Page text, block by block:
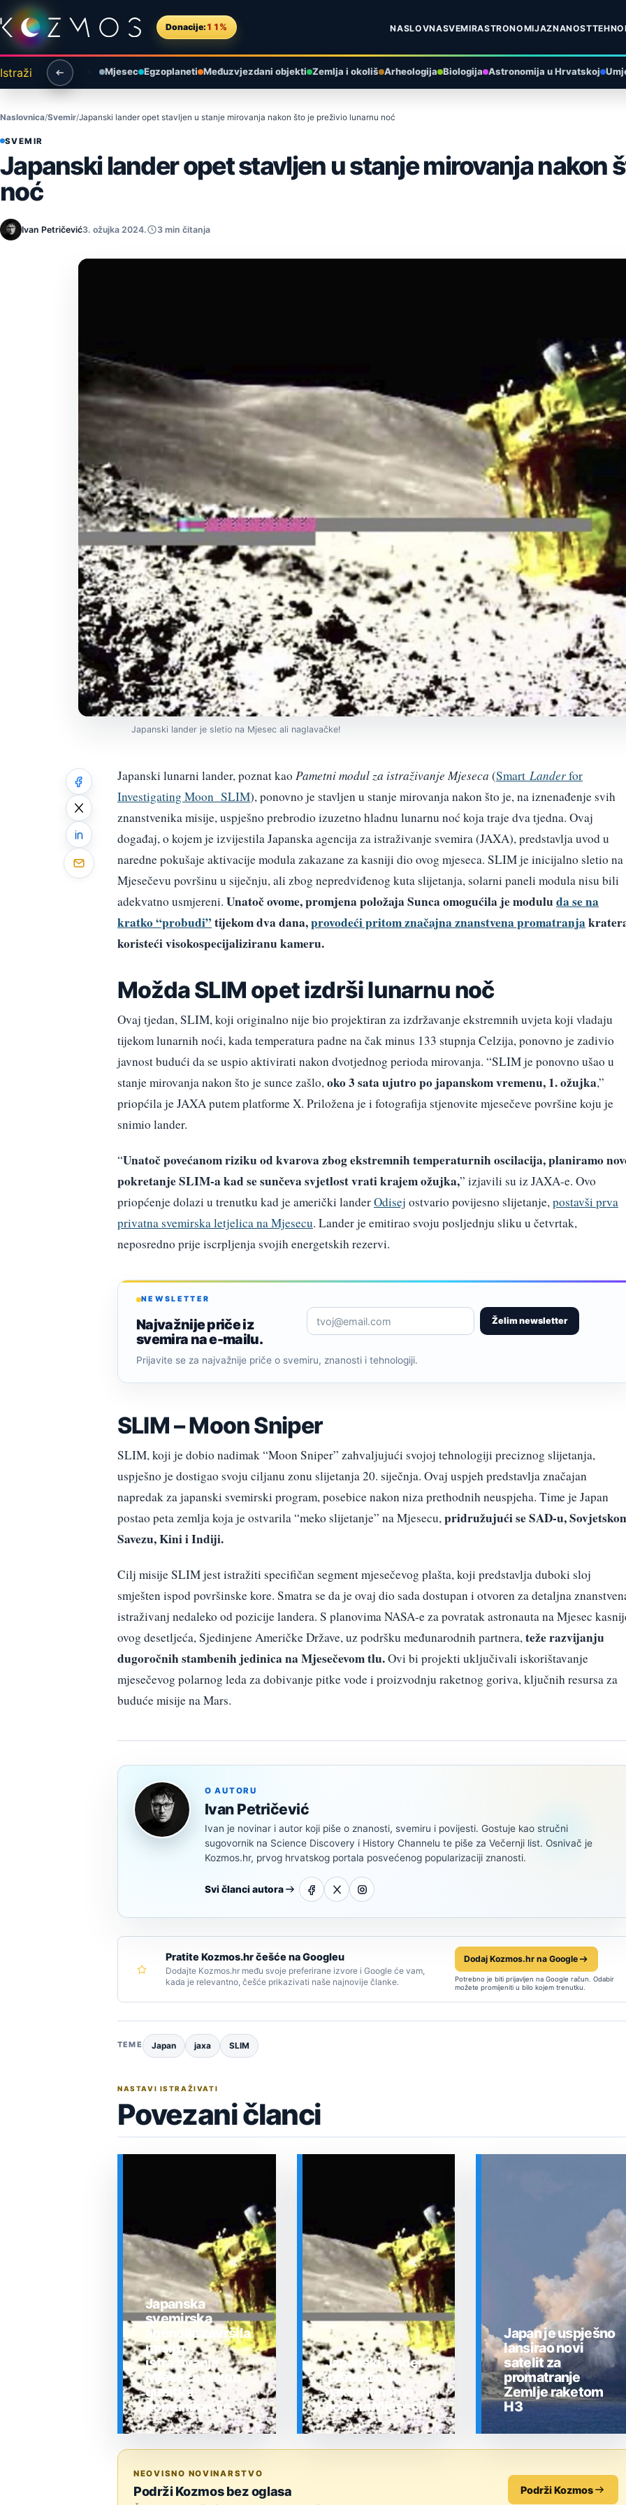
Preskoči na sadržaj
Donacije: 11% NASLOVNASVEMIRASTRONOMIJAZNANOST
Istraži Mjesec Egzoplaneti Međuzvjezdani objekti Zemlja i okoliš Arheologija Biologija Astronomija u Hrvatskoj
Naslovnica Svemir Japanski lander opet stavljen u stanje mirovanja nakon što je preživio lunarnu noć
SVEMIR
Japanski lander opet stavljen u stanje mirovanja nakon
noć
Ivan Petričević3. ožujka 2024. 3 min čitanja
Japanski lander je sletio na Mjesec ali naglavačke!
Japanski lunarni lander, poznat kao Pametni modul za istraživanje Mjeseca (Smart Landerfor
Investigating Moon SLIM), ponovno je stavljen u stanje mirovanja nakon što je, na iznenađenje svih
znanstvenika misije, uspješno prebrodio izuzetno hladnu lunarnu noć koja traje dva tjedna. Ovaj
događaj, o kojem je izvijestila Japanska agencija za istraživanje svemira (JAXA), predstavlja uvod u
naredne pokušaje aktivacije modula zakazane za kasniji dio ovog mjeseca. SLIM je inicijalno sletio na
Mjesečevu površinu u siječnju, ali zbog nepredviđenog kuta slijetanja, solarni paneli modula nisu bili
adekvatno usmjereni. Unatoč ovome, promjena položaja Sunca omogućila je moduluda se na
kratko “probudi” tijekom dva dana,provodeći pritom značajna znanstvena promatranja
koristeći visokospecijaliziranu kameru.
Možda SLIM opet izdrši lunarnu noč
Ovaj tjedan, SLIM, koji originalno nije bio projektiran za izdržavanje ekstremnih uvjeta koji vladaju
tijekom lunarnih noći, kada temperatura padne na čak minus 133 stupnja Celzija, ponovno je zadivio
javnost budući da se uspio aktivirati nakon dvotjednog perioda mirovanja. “SLIM je ponovno ušao u
stanje mirovanja nakon što je sunce zašlo,oko 3 sata ujutro po japanskom vremenu, 1. ožujka,”
priopćila je JAXA putem platforme X. Priložena je i fotografija stjenovite mjesečeve površine koju je
snimio lander.
“Unatoč povećanom riziku od kvarova zbog ekstremnih temperaturnih oscilacija, planiramo
pokretanje SLIM-a kad se sunčeva svjetlost vrati krajem ožujka,” izjavili su iz JAXA-e. Ovo
priopćenje dolazi u trenutku kad je američki landerOdisej ostvario povijesno slijetanje,postavši prva
privatna svemirska letjelica na Mjesecu. Lander je emitirao svoju posljednju sliku u četvrtak,
neposredno prije iscrpljenja svojih energetskih rezervi.
NEWSLETTER
Najvažnije priče iz
svemira na e-mailu.
Želim newsletter
Prijavite se za najvažnije priče o svemiru, znanosti i tehnologiji.
SLIM – Moon Sniper
SLIM, koji je dobio nadimak “Moon Sniper” zahvaljujući svojoj tehnologiji preciznog slijetanja,
uspješno je dostigao svoju ciljanu zonu slijetanja 20. siječnja. Ovaj uspjeh predstavlja značajan
napredak za japanski svemirski program, posebice nakon niza prethodnih neuspjeha. Time je Japan
postao peta zemlja koja je ostvarila “meko slijetanje” na Mjesecu,pridružujući se SAD-u,
Savezu, Kini i Indiji.
Cilj misije SLIM jest istražiti specifičan segment mjesečevog plašta, koji predstavlja duboki sloj
smješten ispod površinske kore. Smatra se da je ovaj dio sada dostupan i otvoren za detaljna
istraživanj nedaleko od pozicije landera. S planovima NASA-e za povratak astronauta na Mjesec
ovog desetljeća, Sjedinjene Američke Države, uz podršku međunarodnih partnera,teže razvijanju
dugoročnih stambenih jedinica na Mjesečevom tlu.Ovi bi projekti uključivali iskorištavanje
mjesečevog polarnog leda za dobivanje pitke vode i proizvodnju raketnog goriva, ključnih resursa za
buduće misije na Mars.
O AUTORU
Ivan Petričević
Ivan je novinar i autor koji piše o znanosti, svemiru i povijesti. Gostuje kao stručni
sugovornik na Science Discovery i History Channelu te piše za Večernji list. Osnivač je
Kozmos.hr, prvog hrvatskog portala posvećenog popularizaciji znanosti.
Svi članci autora
Pratite Kozmos.hr češće na Googleu
Dodajte Kozmos.hr među svoje preferirane izvore i Google će vam,
kada je relevantno, češće prikazivati naše najnovije članke.
Dodaj Kozmos.hr na Google
Potrebno je biti prijavljen na Google račun. Odabir
možete promijeniti u bilo kojem trenutku.
TEME Japan jaxa SLIM
NASTAVI ISTRAŽIVATI
Povezani članci
Japanska
svemirska
agencija završila
misiju
istraživanja
Mjeseca nakon
gubitka
komunikacije
Japanski lander
‘probudio se’
nakon lunarne
noći na Mjesecu
Japan je uspješno
lansirao novi
satelit za
promatranje
Zemlje raketom
H3
NEOVISNO NOVINARSTVO
Podrži Kozmos bez oglasa Podrži Kozmos